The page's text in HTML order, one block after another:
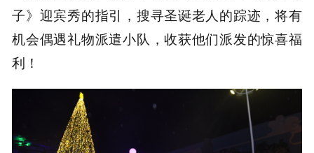
子》迎宾秀的指引，搜寻圣诞老人的踪迹，将有
机会偶遇礼物派遣小队，收获他们派发的惊喜福
利！